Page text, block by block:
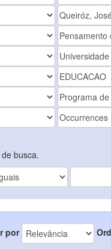
busca.
por